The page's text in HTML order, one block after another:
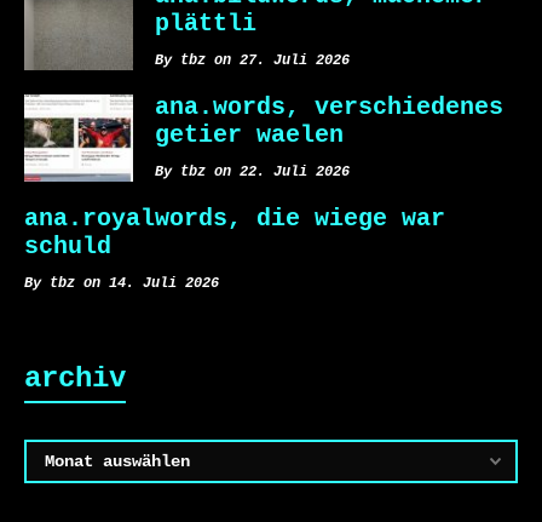
plättli
By tbz on 27. Juli 2026
ana.words, verschiedenes
getier waelen
By tbz on 22. Juli 2026
ana.royalwords, die wiege war
schuld
By tbz on 14. Juli 2026
archiv
Archiv